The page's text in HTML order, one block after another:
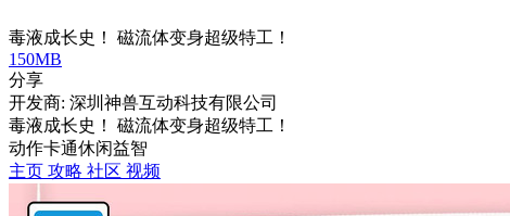
毒液成长史！ 磁流体变身超级特工！
150MB
分享
开发商: 深圳神兽互动科技有限公司
毒液成长史！ 磁流体变身超级特工！
动作卡通休闲益智
主页 攻略 社区 视频